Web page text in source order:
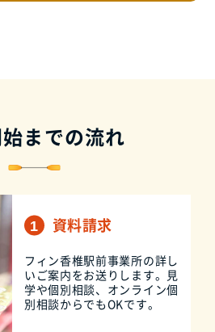
までの流れ
資料請求
フィン香椎駅前事業所の詳し
いご案内をお送りします。見
学や個別相談、オンライン個
別相談からでもOKです。